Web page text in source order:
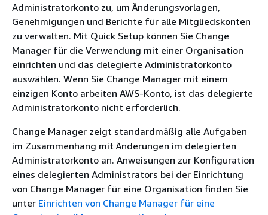
Administratorkonto zu, um Änderungsvorlagen,
Genehmigungen und Berichte für alle Mitgliedskonten
zu verwalten. Mit Quick Setup können Sie Change
Manager für die Verwendung mit einer Organisation
einrichten und das delegierte Administratorkonto
auswählen. Wenn Sie Change Manager mit einem
einzigen Konto arbeiten AWS-Konto, ist das delegierte
Administratorkonto nicht erforderlich.
Change Manager zeigt standardmäßig alle Aufgaben
im Zusammenhang mit Änderungen im delegierten
Administratorkonto an. Anweisungen zur Konfiguration
eines delegierten Administrators bei der Einrichtung
von Change Manager für eine Organisation finden Sie
unter Einrichten von Change Manager für eine